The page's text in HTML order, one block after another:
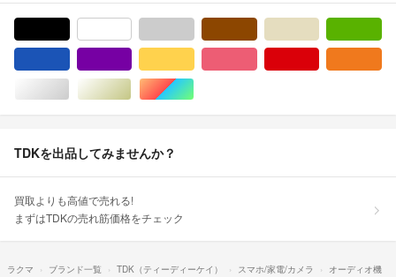
シルバー/銀色系ゴールド/金色系マルチカラー
TDKを出品してみませんか？
買取よりも高値で売れる!
まずはTDKの売れ筋価格をチェック
ラクマ ブランド一覧 TDK（ティーディーケイ） スマホ/家電/カメラ
オーディオ機